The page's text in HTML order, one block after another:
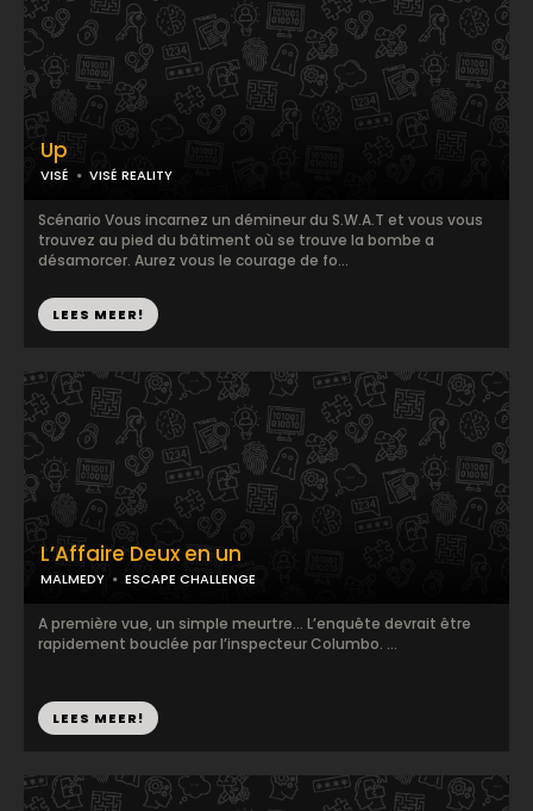
Up
VISÉ VISÉ REALITY
Scénario Vous incarnez un démineur du S.W.A.T et vous vous
trouvez au pied du bâtiment où se trouve la bombe a
désamorcer. Aurez vous le courage de fo...
LEES MEER!
L’Affaire Deux en un
MALMEDY ESCAPE CHALLENGE
A première vue, un simple meurtre… L’enquête devrait être
rapidement bouclée par l’inspecteur Columbo. ...
LEES MEER!